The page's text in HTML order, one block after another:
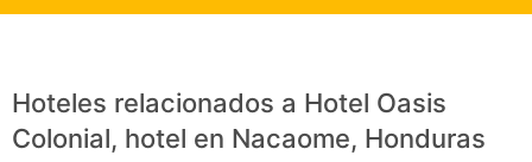
Hoteles relacionados a Hotel Oasis
Colonial, hotel en Nacaome, Honduras